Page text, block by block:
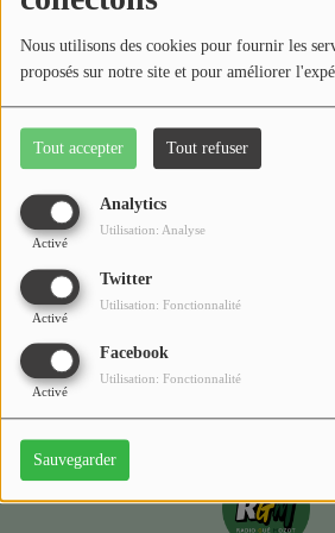
Nous utilisons des cookies pour fournir les
proposés sur notre site et pour améliorer
Tout accepter Tout refuser
Analytics
Activé
Utilisation: Analyse
Twitter
Activé
Utilisation: Fonctionnalité
Facebook
Activé
Utilisation: Fonctionnalité
Sauvegarder
Médias
Podcasts
Photos
Dédicaces
Jeux Concours
Contact
Oups, vous
rencontré une